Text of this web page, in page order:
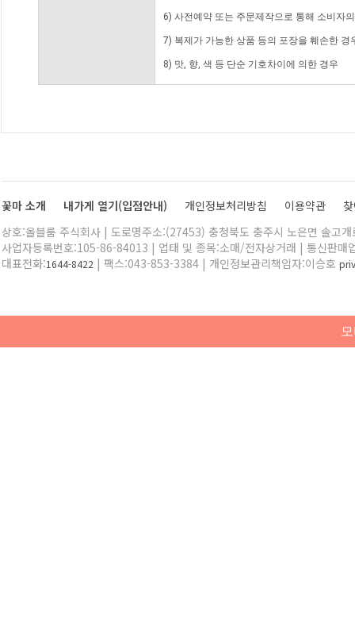
6) 사전예약 또는 주문제작으로 통해 소비자
7) 복제가 가능한 상품 등의 포장을 훼손한 경
8) 맛, 향, 색 등 단순 기호차이에 의한 경우
꽃마 소개 내가게 열기(입점안내) 개인정보처리방침 이용약관
상호:올블룸 주식회사 | 도로명주소:(27453) 충청북도 충주시 노은면 솔고
사업자등록번호:105-86-84013 | 업태 및 종목:소매/전자상거래 | 통신판매
대표전화:1644-8422 | 팩스:043-853-3384 | 개인정보관리책임자:이승호